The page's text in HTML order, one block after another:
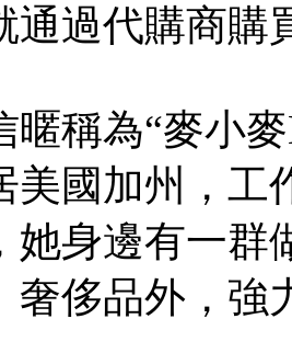
通過代購商購
為“麥小麥
美國加州，工
她身邊有一群
奢侈品外，強